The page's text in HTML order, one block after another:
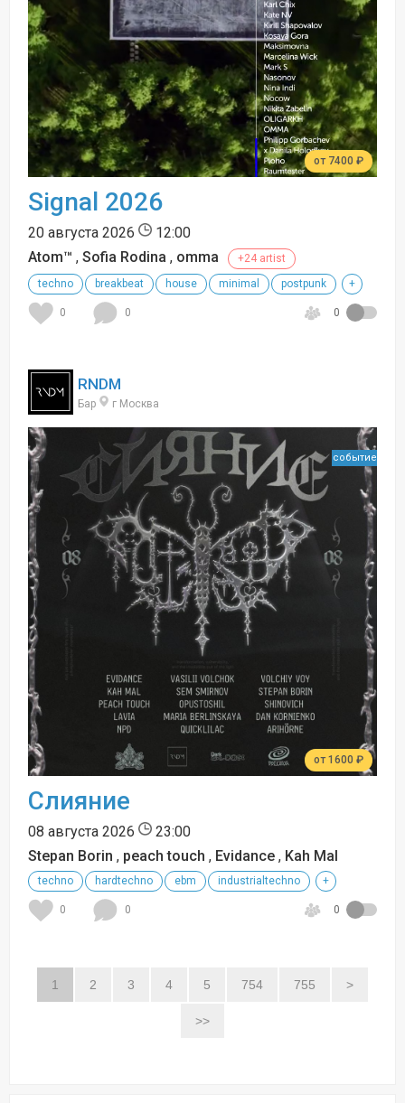
от 7400 ₽
Signal 2026
20 августа 2026
12:00
Atom™ , Sofia Rodina , omma
+24 artist
techno
breakbeat house minimal postpunk +
0 0 0
RNDM
Бар г Москва
от 1600 ₽
событие
Слияние
08 августа 2026
23:00
Stepan Borin , peach touch , Evidance , Kah Mal
techno hardtechno ebm industrialtechno +
0 0 0
1 2 3 4 5 754 755 >
>>